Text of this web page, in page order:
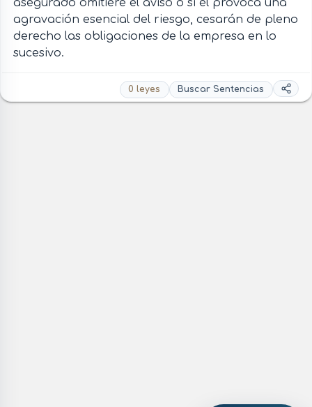
asegurado omitiere el aviso o si él provoca una
agravación esencial del riesgo, cesarán de pleno
derecho las obligaciones de la empresa en lo
sucesivo.
0 leyes Buscar Sentencias